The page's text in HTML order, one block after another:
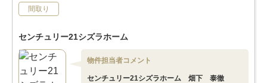
間取り
センチュリー21シズラホーム
物件担当者コメント
センチュリー21シズラホーム 畑下 泰徹